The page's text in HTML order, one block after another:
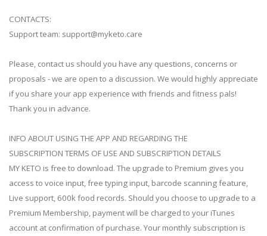
CONTACTS:
Support team: support@myketo.care
Please, contact us should you have any questions, concerns or
proposals - we are open to a discussion. We would highly appreciate
if you share your app experience with friends and fitness pals!
Thank you in advance.
INFO ABOUT USING THE APP AND REGARDING THE
SUBSCRIPTION TERMS OF USE AND SUBSCRIPTION DETAILS
MY KETO is free to download. The upgrade to Premium gives you
access to voice input, free typing input, barcode scanning feature,
Live support, 600k food records. Should you choose to upgrade to a
Premium Membership, payment will be charged to your iTunes
account at confirmation of purchase. Your monthly subscription is